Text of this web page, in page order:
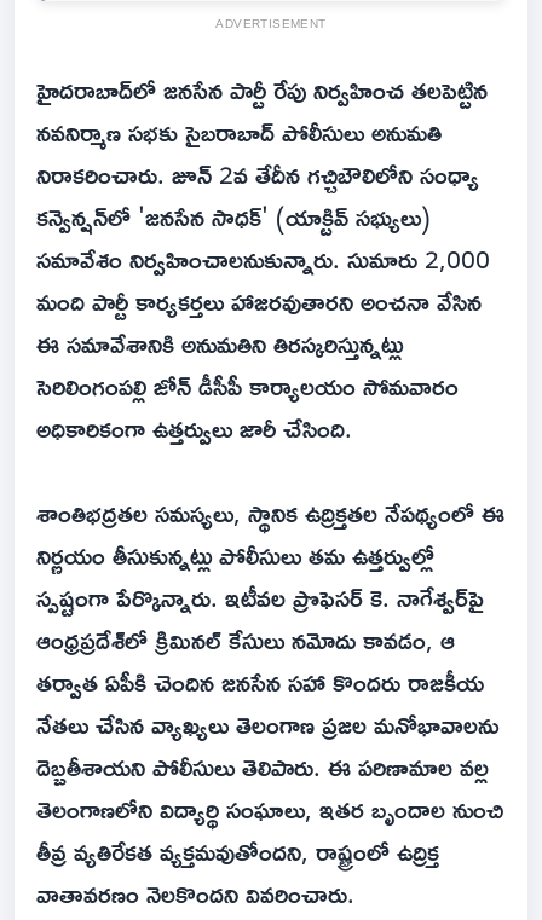
ADVERTISEMENT
హైదరాబాద్‌లో జనసేన పార్టీ రేపు నిర్వహించ తలపెట్టిన
నవనిర్మాణ సభకు సైబరాబాద్ పోలీసులు అనుమతి
నిరాకరించారు. జూన్ 2వ తేదీన గచ్చిబౌలిలోని సంధ్యా
కన్వెన్షన్‌లో 'జనసేన సాధక్' (యాక్టివ్ సభ్యులు)
సమావేశం నిర్వహించాలనుకున్నారు. సుమారు 2,000
మంది పార్టీ కార్యకర్తలు హాజరవుతారని అంచనా వేసిన
ఈ సమావేశానికి అనుమతిని తిరస్కరిస్తున్నట్లు
సెరిలింగంపల్లి జోన్ డీసీపీ కార్యాలయం సోమవారం
అధికారికంగా ఉత్తర్వులు జారీ చేసింది.
శాంతిభద్రతల సమస్యలు, స్థానిక ఉద్రిక్తతల నేపథ్యంలో ఈ
నిర్ణయం తీసుకున్నట్లు పోలీసులు తమ ఉత్తర్వుల్లో
స్పష్టంగా పేర్కొన్నారు. ఇటీవల ప్రొఫెసర్ కె. నాగేశ్వర్‌పై
ఆంధ్రప్రదేశ్‌లో క్రిమినల్ కేసులు నమోదు కావడం, ఆ
తర్వాత ఏపీకి చెందిన జనసేన సహా కొందరు రాజకీయ
నేతలు చేసిన వ్యాఖ్యలు తెలంగాణ ప్రజల మనోభావాలను
దెబ్బతీశాయని పోలీసులు తెలిపారు. ఈ పరిణామాల వల్ల
తెలంగాణలోని విద్యార్థి సంఘాలు, ఇతర బృందాల నుంచి
తీవ్ర వ్యతిరేకత వ్యక్తమవుతోందని, రాష్ట్రంలో ఉద్రిక్త
వాతావరణం నెలకొందని వివరించారు.